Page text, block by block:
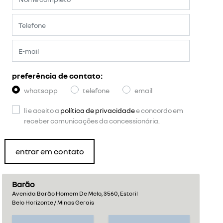
Barão
Avenida Barão Homem De Melo, 3560, Estoril
Belo Horizonte / Minas Gerais
preferência de contato:
whatsapp telefone email
li e aceito a política de privacidadee concordo em
receber comunicações da concessionária.
entrar em contato